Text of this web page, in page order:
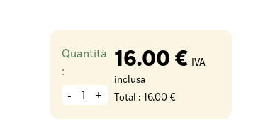
Quantità
:
- +
16.00 € IVA
inclusa
Total : 16.00 €